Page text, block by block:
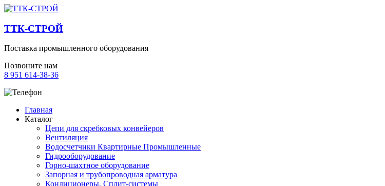
ТТК-СТРОЙ
Поставка промышленного оборудования
Позвоните нам
8 951 614-38-36
Главная
Каталог
Цепи для скребковых конвейеров
Вентиляция
Водосчетчики Квартирные Промышленные
Гидрооборудование
Горно-шахтное оборудование
Запорная и трубопроводная арматура
Кондиционеры, Сплит-системы